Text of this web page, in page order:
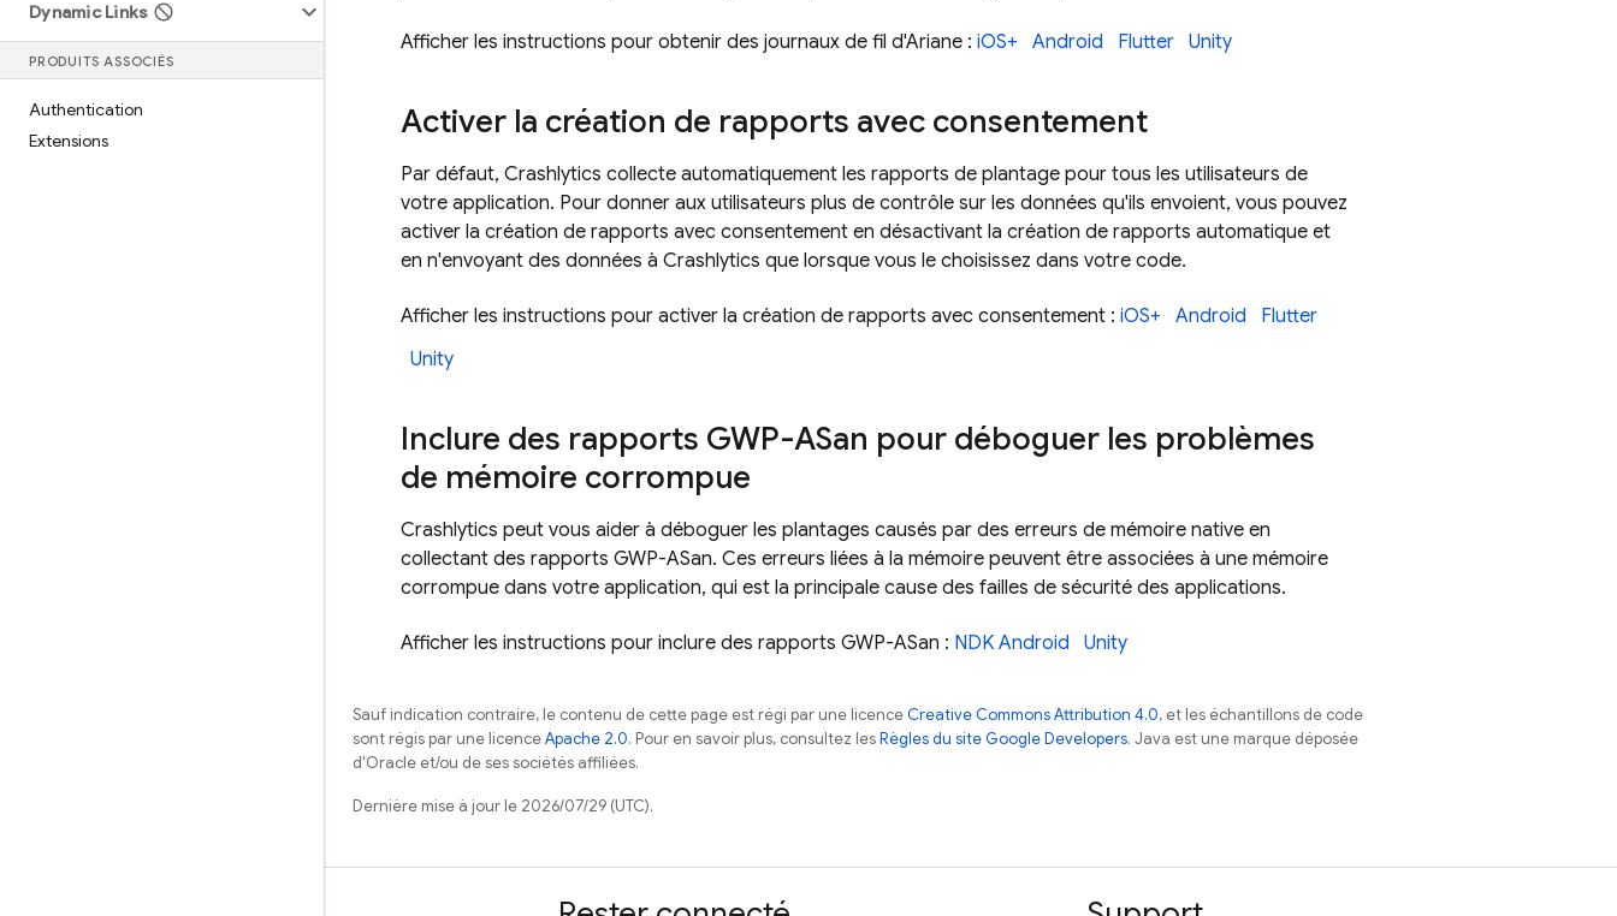
Dynamic Links
PRODUITS ASSOCIÉS
Authentication
Extensions
Afficher les instructions pour obtenir des journaux de fil d'Ariane : iOS+ Android Flutter Unity
Activer la création de rapports avec consentement
Par défaut, Crashlytics collecte automatiquement les rapports de plantage pour tous les utilisateurs de
votre application. Pour donner aux utilisateurs plus de contrôle sur les données qu'ils envoient, vous pouvez
activer la création de rapports avec consentement en désactivant la création de rapports automatique et
en n'envoyant des données à Crashlytics que lorsque vous le choisissez dans votre code.
Afficher les instructions pour activer la création de rapports avec consentement : iOS+ Android
Flutter
Unity
Inclure des rapports GWP-ASan pour déboguer les problèmes
de mémoire corrompue
Crashlytics peut vous aider à déboguer les plantages causés par des erreurs de mémoire native en
collectant des rapports GWP-ASan. Ces erreurs liées à la mémoire peuvent être associées à une mémoire
corrompue dans votre application, qui est la principale cause des failles de sécurité des applications.
Afficher les instructions pour inclure des rapports GWP-ASan : NDK Android Unity
Sauf indication contraire, le contenu de cette page est régi par une licenceCreative Commons Attribution 4.0, et les échantillons de code
sont régis par une licenceApache 2.0. Pour en savoir plus, consultez lesRègles du site Google Developers. Java est une marque déposée
d'Oracle et/ou de ses sociétés affiliées.
Dernière mise à jour le 2026/07/29 (UTC).